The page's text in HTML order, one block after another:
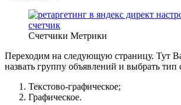
Счетчики Метрики
Переходим на следующую страницу. Тут
назвать группу объявлений и выбрать тип
Текстово-графическое;
Графическое.